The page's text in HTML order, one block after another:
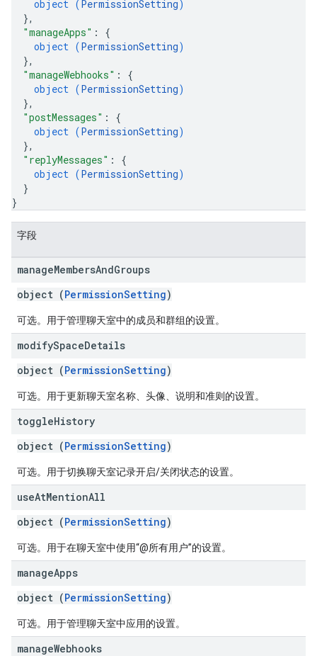
object (PermissionSetting)
},
"manageApps" : {
object (PermissionSetting)
},
"manageWebhooks" : {
object (PermissionSetting)
},
"postMessages" : {
object (PermissionSetting)
},
"replyMessages" : {
object (PermissionSetting)
}
}
字段
manageMembersAndGroups
object (PermissionSetting)
可选。用于管理聊天室中的成员和群组的设置。
modifySpaceDetails
object (PermissionSetting)
可选。用于更新聊天室名称、头像、说明和准则的设置。
toggleHistory
object (PermissionSetting)
可选。用于切换聊天室记录开启/关闭状态的设置。
useAtMentionAll
object (PermissionSetting)
可选。用于在聊天室中使用“@所有用户”的设置。
manageApps
object (PermissionSetting)
可选。用于管理聊天室中应用的设置。
manageWebhooks